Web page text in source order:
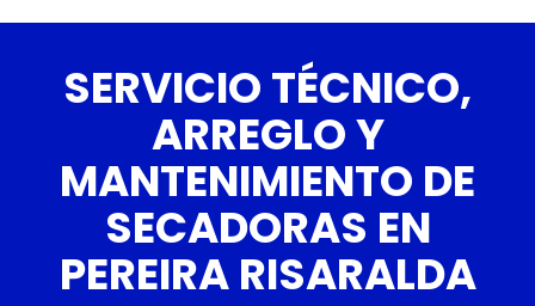
SERVICIO TÉCNICO,
ARREGLO Y
MANTENIMIENTO DE
SECADORAS EN
PEREIRA RISARALDA